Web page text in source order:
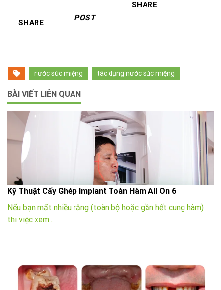
SHARE
POST
SHARE
nước súc miệng tác dụng nước súc miệng
BÀI VIẾT LIÊN QUAN
Kỹ Thuật Cấy Ghép Implant Toàn Hàm All On 6
Nếu bạn mất nhiều răng (toàn bộ hoặc gần hết cung hàm)
thì việc xem...